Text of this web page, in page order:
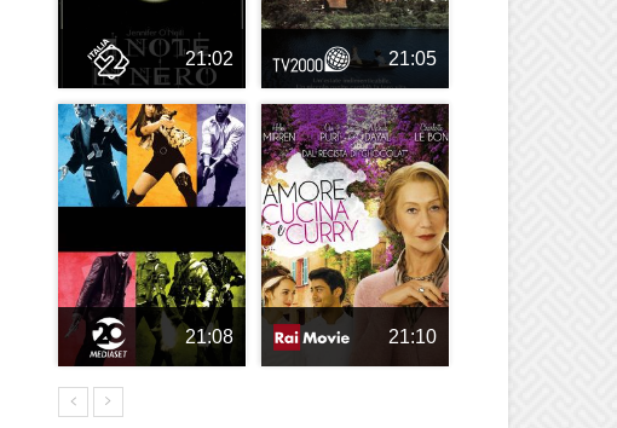
21:02 21:05
21:08 21:10